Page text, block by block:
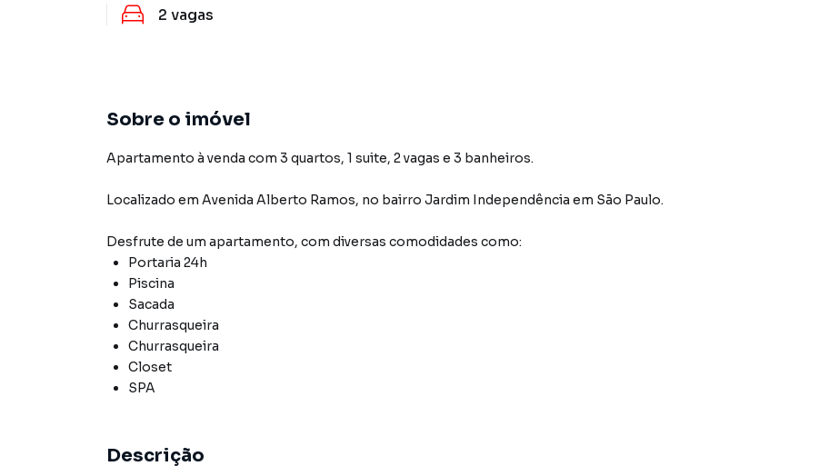
2 vagas
Sobre o imóvel
Apartamento à venda com 3 quartos, 1 suite, 2 vagas e 3 banheiros.
Localizado em Avenida Alberto Ramos, no bairro Jardim Independência em São Paulo.
Desfrute de um apartamento, com diversas comodidades como:
Portaria 24h
Piscina
Sacada
Churrasqueira
Churrasqueira
Closet
SPA
Descrição